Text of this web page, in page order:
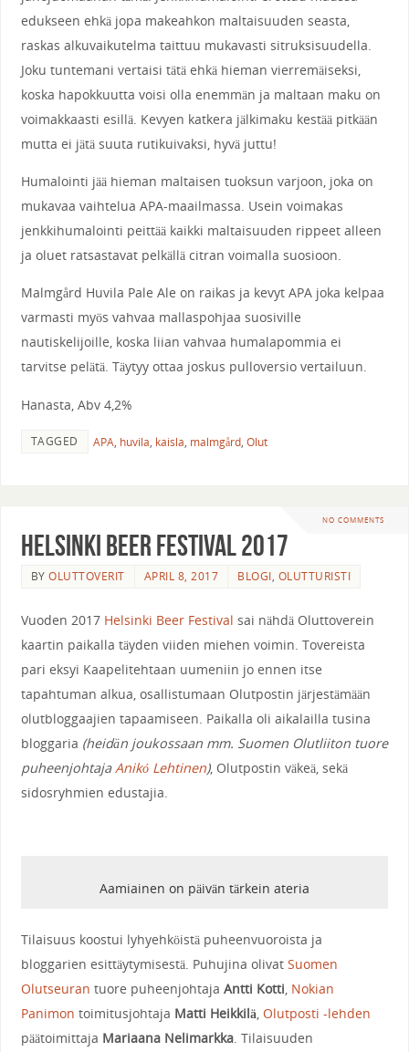
edukseen ehkä jopa makeahkon maltaisuuden seasta,
raskas alkuvaikutelma taittuu mukavasti sitruksisuudella.
Joku tuntemani vertaisi tätä ehkä hieman vierremäiseksi,
koska hapokkuutta voisi olla enemmän ja maltaan maku on
voimakkaasti esillä. Kevyen katkera jälkimaku kestää pitkään
mutta ei jätä suuta rutikuivaksi, hyvä juttu!
Humalointi jää hieman maltaisen tuoksun varjoon, joka on
mukavaa vaihtelua APA-maailmassa. Usein voimakas
jenkkihumalointi peittää kaikki maltaisuuden rippeet alleen
ja oluet ratsastavat pelkällä citran voimalla suosioon.
Malmgård Huvila Pale Ale on raikas ja kevyt APA joka kelpaa
varmasti myös vahvaa mallaspohjaa suosiville
nautiskelijoille, koska liian vahvaa humalapommia ei
tarvitse pelätä. Täytyy ottaa joskus pulloversio vertailuun.
Hanasta, Abv 4,2%
TAGGED APA, huvila, kaisla, malmgård, Olut
NO COMMENTS
Helsinki Beer Festival 2017
BYOLUTTOVERIT APRIL 8, 2017 BLOGI, OLUTTURISTI
Vuoden 2017 Helsinki Beer Festival sai nähdä Oluttoverein
kaartin paikalla täyden viiden miehen voimin. Tovereista
pari eksyi Kaapelitehtaan uumeniin jo ennen itse
tapahtuman alkua, osallistumaan Olutpostin järjestämään
olutbloggaajien tapaamiseen. Paikalla oli aikalailla tusina
bloggaria (heidän joukossaan mm. Suomen Olutliiton tuore
puheenjohtajaAnikó Lehtinen), Olutpostin väkeä, sekä
sidosryhmien edustajia.
Aamiainen on päivän tärkein ateria
Tilaisuus koostui lyhyehköistä puheenvuoroista ja
bloggarien esittäytymisestä. Puhujina olivat Suomen
Olutseuran tuore puheenjohtaja Antti Kotti Nokian
Panimon toimitusjohtaja Matti Heikkilä, Olutposti -lehden
päätoimittaja Mariaana Nelimarkka. Tilaisuuden